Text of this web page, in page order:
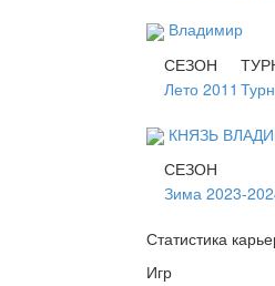
Владимир
СЕЗОН
Лето 2011
КНЯЗЬ
СЕЗОН
Зима 2023-
Статистика
Игр